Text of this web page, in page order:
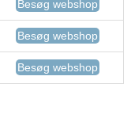
Besøg webshop
Besøg webshop
Besøg webshop